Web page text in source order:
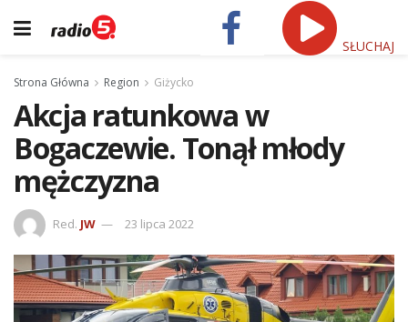
SŁUCHAJ
Strona Główna Region Giżycko
Akcja ratunkowa w
Bogaczewie. Tonął młody
mężczyzna
Red. JW 23 lipca 2022